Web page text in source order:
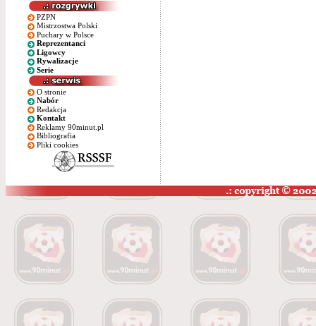
PZPN
Mistrzostwa Polski
Puchary w Polsce
Reprezentanci
Ligowcy
Rywalizacje
Serie
O stronie
Nabór
Redakcja
Kontakt
Reklamy 90minut.pl
Bibliografia
Pliki cookies